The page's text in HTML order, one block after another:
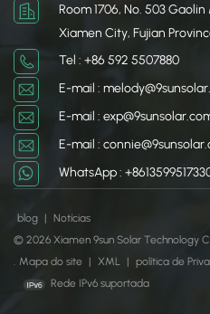
Room 1706, No. 503
Xiamen City, Fujian
Tel : +86 592 5507880
E-mail :
E-mail :
E-mail :
WhatsApp :
blog |
Notícias
© 2026 Xiamen 9sun Solar Technology
. Mapa do site | XML | política de
Rede IPv6 suportada